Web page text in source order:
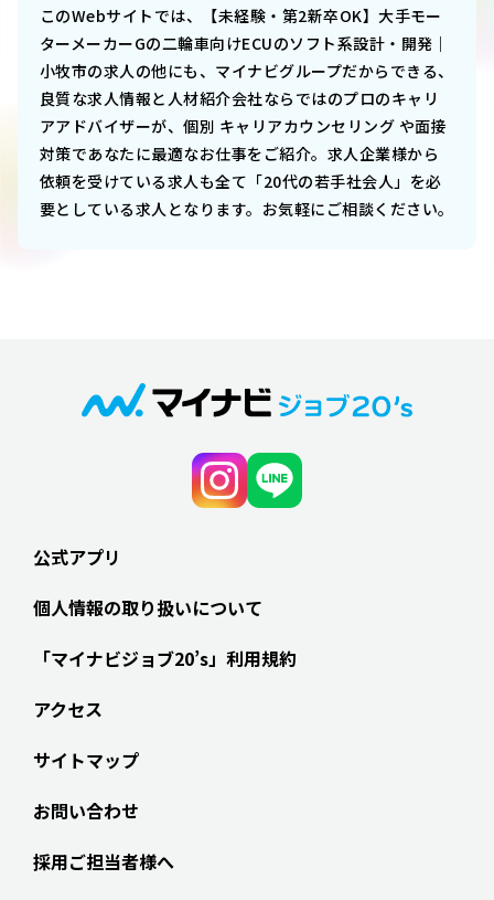
このWebサイトでは、
【未経験・第2新卒OK】大手モー
ターメーカーGの二輪車向けECUのソフト系設計・開発｜
小牧市の求人の他にも、マイナビグループだからできる、
良質な求人情報と人材紹介会社ならではのプロのキャリ
アアドバイザーが、個別 キャリアカウンセリング や面接
対策であなたに最適なお仕事をご紹介。求人企業様から
依頼を受けている求人も全て「20代の若手社会人」を必
要としている求人となります。お気軽にご相談ください。
公式アプリ
個人情報の取り扱いについて
「マイナビジョブ20’s」利用規約
アクセス
サイトマップ
お問い合わせ
採用ご担当者様へ